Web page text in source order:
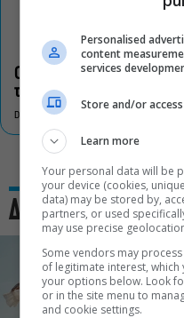
Οι «Τρωάδες» στην
τον πολιτισμό
DON'T MISS
Δες και αυτό
Personalised
content
services
Store and/or
Learn more
Your personal data will be
your device (cookies,
data) may be stored by,
partners, or used
may use precise
Some vendors may
of legitimate interest,
your options below. Look
or in the site menu to
and cookie settings.